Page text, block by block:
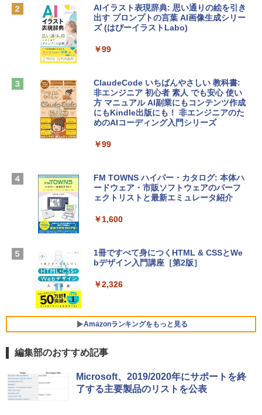
￥137,800
tomtoc 360°保護 15.6 16インチ パソコ
￥2,952
Apple 2026 MacBook Air M5チップ搭載
igence、13.6インチLiquid Retinaディ
ラ、Touch ID - スカイブルー + 3年延長
AppleCare+ for 13インチMacBook Air
(M5)|ダウンロード版
￥331,701
【Amazon.co.jp限定】 HP ノートパソコ
ン 15-fd 15.6インチ 16GBメモリ 512GB
SSD インテル Core 5
￥129,800
FMV ノートパソコン WE1-K3 (MS 365 P
ersonal/Copilotキー搭載/Win 11/15.6型/
VWK3E15W_AZ
￥119,800
Robloxギフトカード - 800 Robux 【限
定バーチャルアイテムを含む】 【オンラ
インゲームコード】 ロブロックス | オン
Microsoft Office Home & Business 202
4(最新 永続版)|オンラインコード版|Wind
ows11、10/mac対応|PC2台
定バーチャルアイテムを含む】 【オンラ
インゲームコード】 ロブロックス | オン
ラインコード版
￥3,200
Robloxギフトカード - 1000 Robux 【限
定バーチャルアイテムを含む】 【オンラ
ラインコード版
AIイラスト表現辞典: 思い通りの絵を引き
出す プロンプトの言葉 AI画像生成シリー
ズ (はぴーイラストLabo)
￥99
ClaudeCode いちばんやさしい 教科書:
非エンジニア 初心者 素人 でも安心 使い
方 マニュアル AI副業にもコンテンツ作成
にもKindle出版にも！ 非エンジニアのた
めのAIコーディング入門シリーズ
￥99
FM TOWNS ハイパー・カタログ: 本体ハ
ードウェア・市販ソフトウェアのパーフ
ェクトリストと最新エミュレータ紹介
￥1,600
1冊ですべて身につくHTML & CSSとWe
bデザイン入門講座［第2版］
￥2,326
Amazonランキングをもっと見る
Amazon Kindle Paperwhite (16GB) 7イ
ンチディスプレイ、色調調節ライト、12
週間持続バッテリー、広告なし、ブラッ
編集部のおすすめ記事
Microsoft、2019/2020年にサポートを終
了する主要製品のリストを公表